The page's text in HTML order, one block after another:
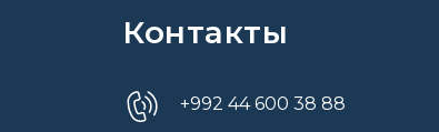
Контакты
+992 44 600 38 88